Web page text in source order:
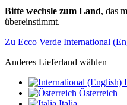
Bitte wechsle zum Land, das
übereinstimmt.
Zu Ecco Verde International
Anderes Lieferland wählen
Österreich